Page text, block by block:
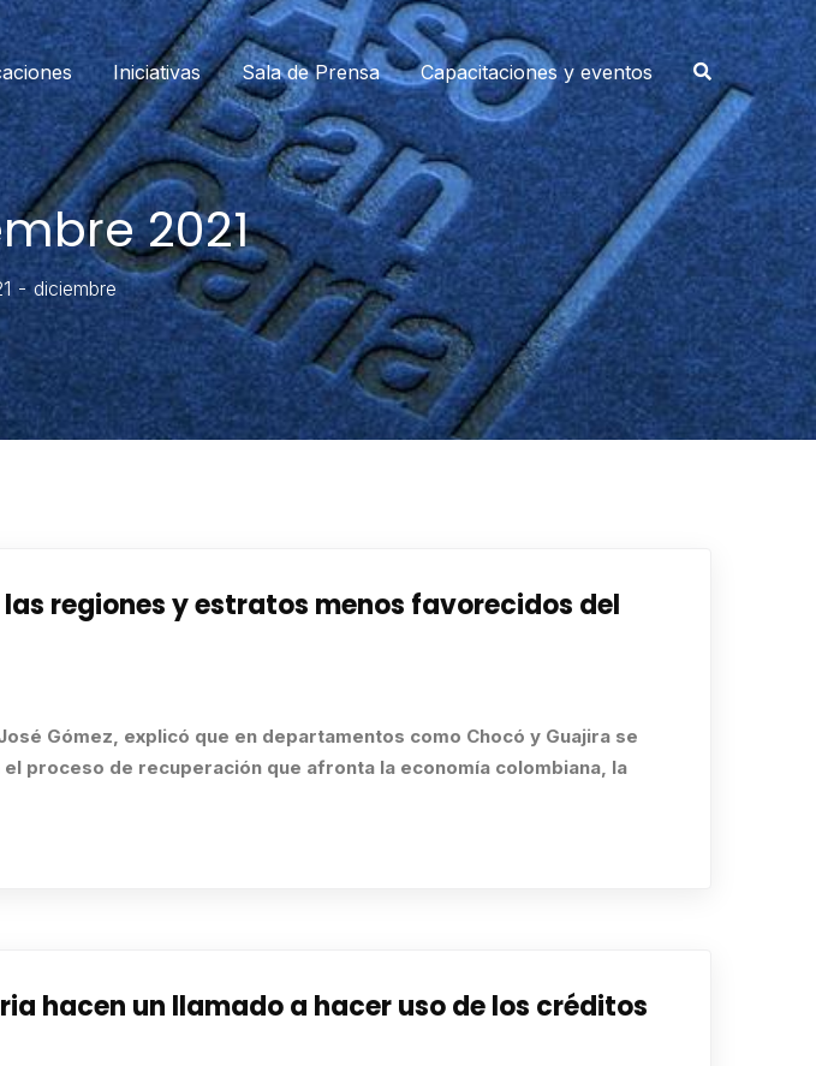
Iniciativas Sala de Prensa Capacitaciones y eventos
2021
diciembre
las regiones y estratos menos favorecidos del
Gómez, explicó que en departamentos como Chocó y Guajira se
proceso de recuperación que afronta la economía colombiana, la
hacen un llamado a hacer uso de los créditos